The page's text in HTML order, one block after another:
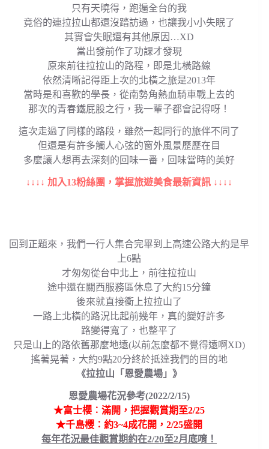
只有天曉得，跑遍全台的我
竟俗的連拉拉山都還沒踏訪過，也讓我小小失眠了
其實會失眠還有其他原因…XD
當出發前作了功課才發現
原來前往拉拉山的路程，即是北橫路線
依然清晰記得距上次的北橫之旅是2013年
當時是和喜歡的學長，從南勢角熱血騎車戰上去的
那次的青春鐵屁股之行，我一輩子都會記得呀！
這次走過了同樣的路段，雖然一起同行的旅伴不同了
但還是有許多觸人心弦的窗外風景歷歷在目
多麼讓人想再去深刻的回味一番，回味當時的美好
↓↓↓↓ 加入13粉絲團，掌握旅遊美食最新資訊 ↓↓↓↓
回到正題來，我們一行人集合完畢到上高速公路大約是早
上6點
才匆匆從台中北上，前往拉拉山
途中還在關西服務區休息了大約15分鐘
後來就直接衝上拉拉山了
一路上北橫的路況比起前幾年，真的變好許多
路變得寬了，也整平了
只是山上的路依舊那麼地遠(以前怎麼都不覺得遠啊XD)
搖著晃著，大約9點20分終於抵達我們的目的地
《拉拉山「恩愛農場」》
恩愛農場花況參考(2022/2/15)
★富士櫻︰滿開，把握觀賞期至2/25
★千島櫻︰約3~4成花開，2/25盛開
每年花況最佳觀賞期約在2/20至2月底唷！